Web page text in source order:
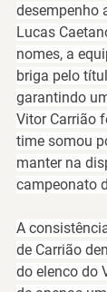
desempenho
Lucas
nomes, a
briga pelo
garantindo
Vitor Carrião
time somou
manter na
campeonato
A
de Carrião
do elenco do